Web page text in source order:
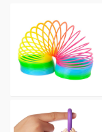
Tính
Thiết
Phòng